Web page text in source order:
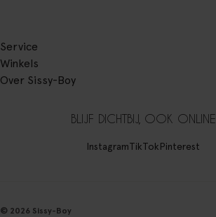
Service
Winkels
Over Sissy-Boy
BLIJF DICHTBIJ, OOK ONLINE
InstagramTikTokPinterest
© 2026 Sissy-Boy